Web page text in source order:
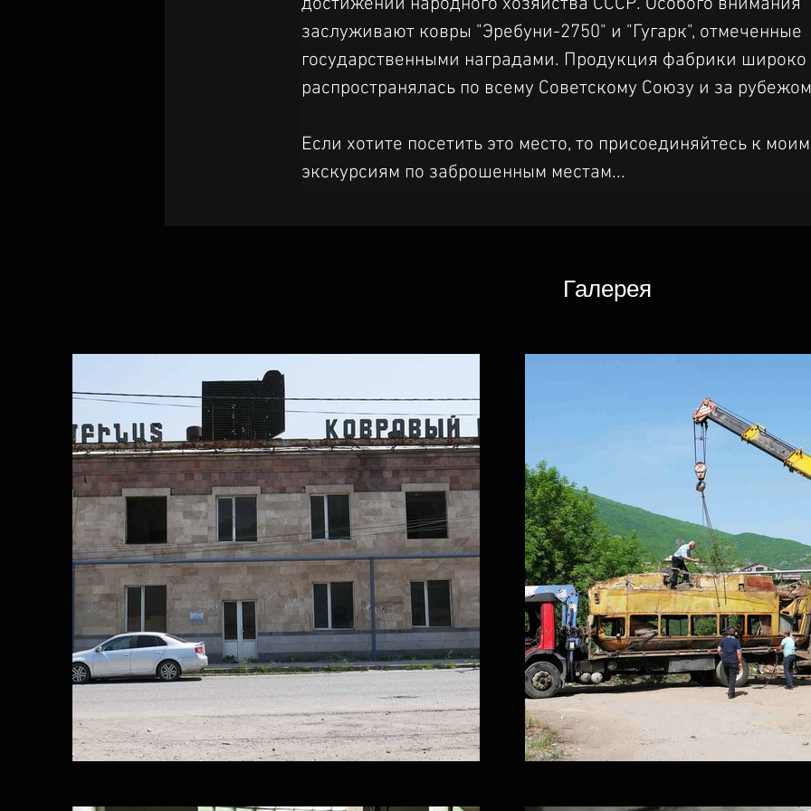
заслуживают ковры "Эребуни-2750" и "Гугарк", отмеченные
государственными наградами. Продукция фабрики широко
распространялась по всему Советскому Союзу и за
Если хотите посетить это место, то присоединяйтесь к
экскурсиям по заброшенным местам...
Галерея